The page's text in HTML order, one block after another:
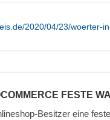
2020/04/23/woerter-
FESTE
Besitzer eine